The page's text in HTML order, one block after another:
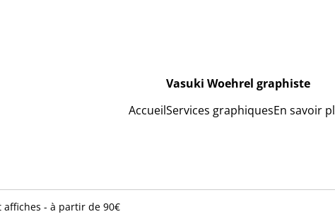
Vasuki Woehrel graphiste
AccueilServices graphiquesEn savoir
affiches - à partir de 90€